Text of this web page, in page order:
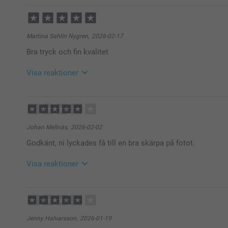
13:01
Hej Agneta,
Stort tack för de fem stjärnorna och ditt fina
Vi önskar dig en underbar dag!
Kirsi @smartphoto
Martina Sahlin Nygren, 2026-02-17
Bra tryck och fin kvalitet
Visa reaktioner
11:43
Stort tack för dina ⭐️⭐️⭐️⭐️⭐️ och omdöme, kul att du
Varma hälsningar,
Johan Mellnäs, 2026-02-02
Godkänt, ni lyckades få till en bra skärpa på fotot.
Visa reaktioner
13:40
Stort tack för dina ⭐️⭐️⭐️⭐️ och omdöme, kul att du
Jenny Halvarsson, 2026-01-19